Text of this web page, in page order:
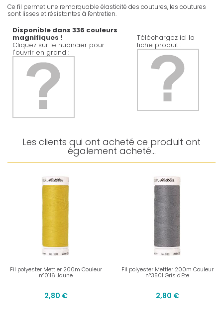
Ce fil permet une remarquable élasticité des coutures, les coutures
sont lisses et résistantes à l'entretien.
Disponible dans 336 couleurs
magnifiques !
Cliquez sur le nuancier pour
l'ouvrir en grand :
Téléchargez ici la
fiche produit :
Les clients qui ont acheté ce produit ont
également acheté...
Fil polyester Mettler 200m Couleur
n°0116 Jaune
2,80 €
Fil polyester Mettler 200m Couleur
n°3501 Gris d'Ete
2,80 €